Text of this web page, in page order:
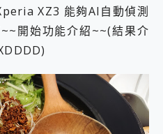
XZ3 能夠AI自動偵測
開始功能介紹~~(結果介